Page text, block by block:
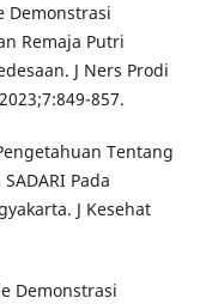
Demonstrasi
Remaja Putri
J Ners Prodi
857.
Tentang
Pada
J Kesehat
Demonstrasi